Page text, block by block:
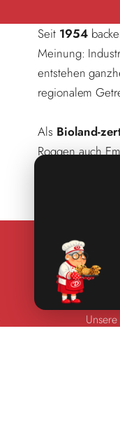
Seit 1954
Meinung:
entstehen
regionalem
Als Bioland-
Roggen auch
DIE GANZE